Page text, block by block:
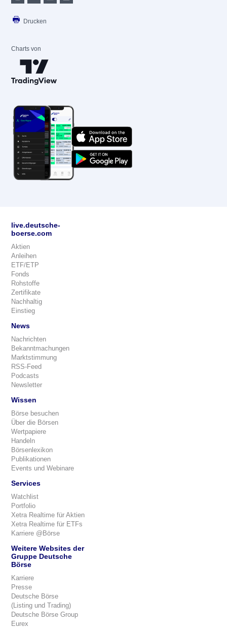
Drucken
Charts von
live.deutsche-
boerse.com
Aktien
Anleihen
ETF/ETP
Fonds
Rohstoffe
Zertifikate
Nachhaltig
Einstieg
News
Nachrichten
Bekanntmachungen
Marktstimmung
RSS-Feed
Podcasts
Newsletter
Wissen
Börse besuchen
Über die Börsen
Wertpapiere
Handeln
Börsenlexikon
Publikationen
Events und Webinare
Services
Watchlist
Portfolio
Xetra Realtime für Aktien
Xetra Realtime für ETFs
Karriere @Börse
Weitere Websites der
Gruppe Deutsche
Börse
Karriere
Presse
Deutsche Börse
(Listing und Trading)
Deutsche Börse Group
Eurex